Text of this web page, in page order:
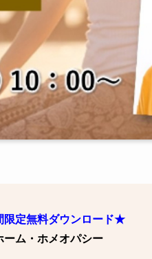
定無料ダウンロード★
ーム・ホメオパシー